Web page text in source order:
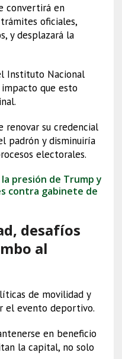
convertirá en
oficiales,
y desplazará la
Instituto Nacional
que esto
renovar su credencial
padrón y disminuiría
electorales.
la presión de Trump y
contra gabinete de
desafíos
al
de movilidad y
el evento deportivo.
en beneficio
la capital, no solo